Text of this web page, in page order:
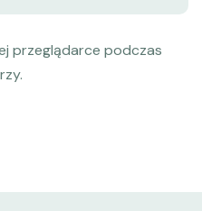
przeglądarce podczas